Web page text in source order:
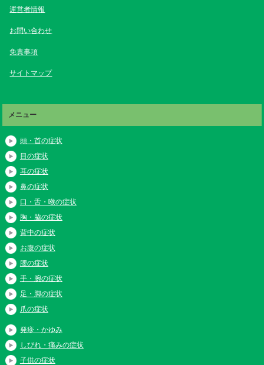
運営者情報
お問い合わせ
免責事項
サイトマップ
メニュー
頭・首の症状
目の症状
耳の症状
鼻の症状
口・舌・喉の症状
胸・脇の症状
背中の症状
お腹の症状
腰の症状
手・腕の症状
足・脚の症状
爪の症状
発疹・かゆみ
しびれ・痛みの症状
子供の症状